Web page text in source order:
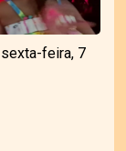
feira, 7